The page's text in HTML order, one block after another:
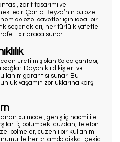
zarif tasarımı ve
Çanta Beyza’nın bu özel
de özel davetler için ideal bir
seçenekleri, her türlü kıyafetle
bir arada sunar.
üretilmiş olan Solea çantası,
sağlar. Dayanıklı dikişleri ve
garantisi sunar. Bu
yaşamın zorluklarına karşı
bu model, geniş iç hacmi ile
İç bölümdeki cüzdan, telefon
bölmeler, düzenli bir kullanım
ile her ortamda dikkat çekici